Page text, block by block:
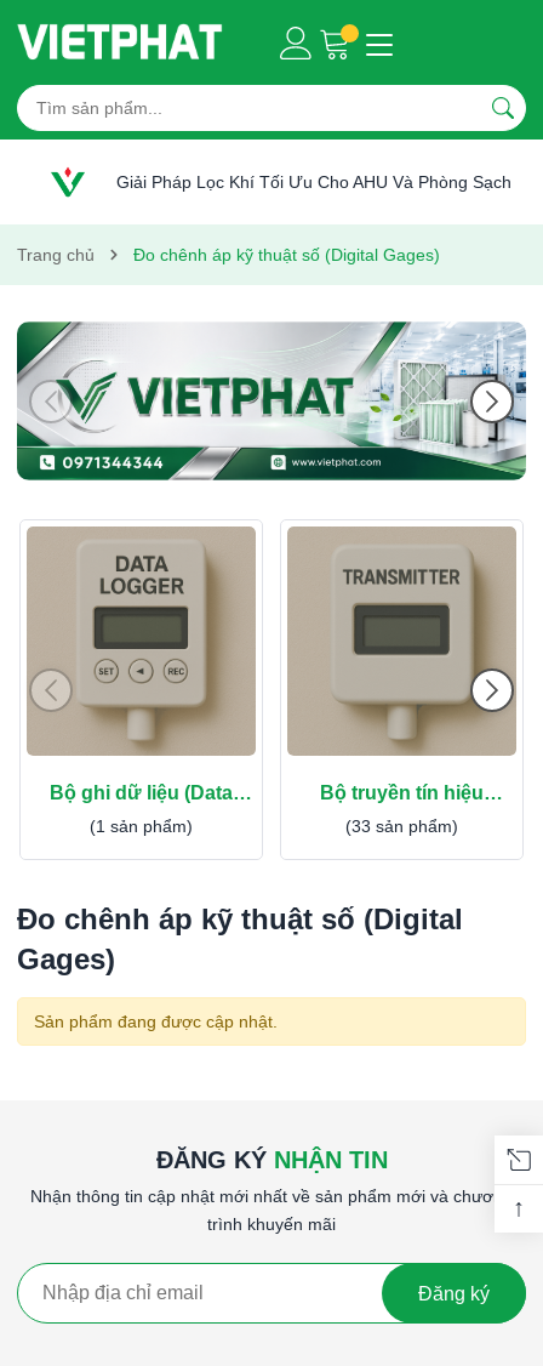
Giải Pháp Lọc Khí Tối Ưu Cho AHU Và Phòng Sạch
Trang chủ Đo chênh áp kỹ thuật số (Digital Gages)
Bộ ghi dữ liệu (Data
Logger)
(1 sản phẩm)
Bộ truyền tín hiệu
(Transmitter)
(33 sản phẩm)
Đo chênh áp kỹ thuật số (Digital
Gages)
Sản phẩm đang được cập nhật.
ĐĂNG KÝ NHẬN TIN
Nhận thông tin cập nhật mới nhất về sản phẩm mới và chương
trình khuyến mãi
Đăng ký
↑